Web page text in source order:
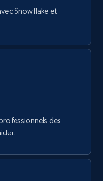
Snowflake et
des